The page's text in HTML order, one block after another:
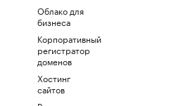
Облако для
бизнеса
Корпоративный
регистратор
доменов
Хостинг
сайтов